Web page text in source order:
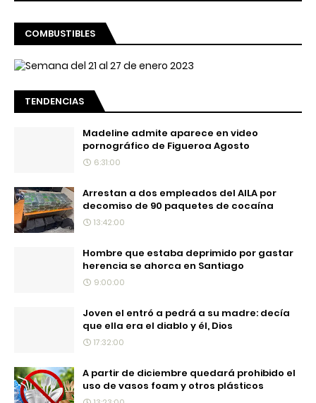
COMBUSTIBLES
TENDENCIAS
Madeline admite aparece en video
pornográfico de Figueroa Agosto
6:31:00
Arrestan a dos empleados del AILA por
decomiso de 90 paquetes de cocaína
13:42:00
Hombre que estaba deprimido por gastar
herencia se ahorca en Santiago
9:00:00
Joven el entró a pedrá a su madre: decía
que ella era el diablo y él, Dios
17:32:00
A partir de diciembre quedará prohibido el
uso de vasos foam y otros plásticos